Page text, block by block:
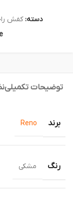
دسته: کفش
توضیحات تکمیلی
برند Reno
رنگ مشکی